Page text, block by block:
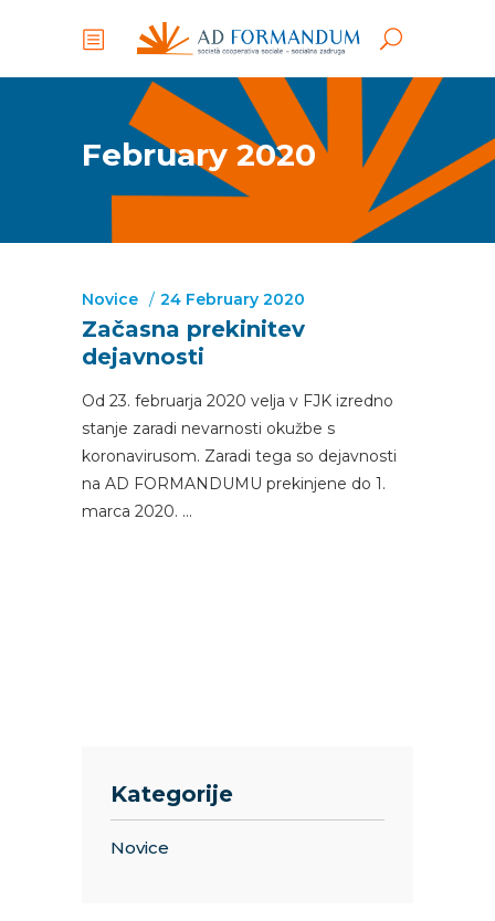
February 2020
Novice 24 February 2020
Začasna prekinitev
dejavnosti
Od 23. februarja 2020 velja v FJK izredno
stanje zaradi nevarnosti okužbe s
koronavirusom. Zaradi tega so dejavnosti
na AD FORMANDUMU prekinjene do 1.
marca 2020.
Kategorije
Novice